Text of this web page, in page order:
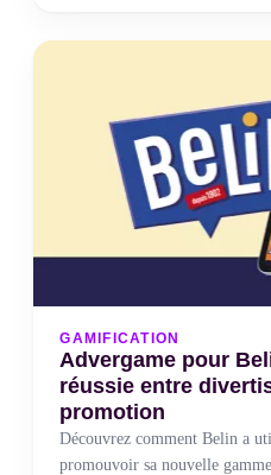
GAMIFICATION
Advergame pour
réussie entre
promotion
Découvrez comment Belin a
promouvoir sa nouvelle